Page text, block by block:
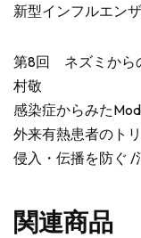
新型インフルエン
第8回 ネズミから
村敬
感染症からみた
外来有熱患者のト
侵入・伝播を防ぐ /
関連商品